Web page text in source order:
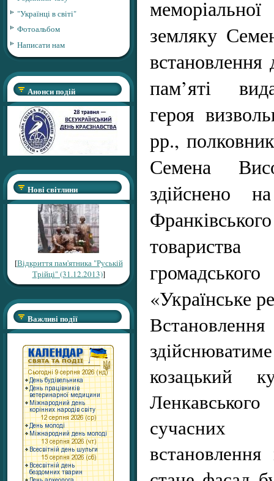
"Українці в світі"
Фотоальбом
Написати нам
Анонси подій
Нові світлини
[Відкриття пам'ятника "Руській
Трійці" (31.12.2013)]
Важливі події
земляку
пам’яті
героя
рр.,
Семена
здійснено
«Українське
козацький
сучасних